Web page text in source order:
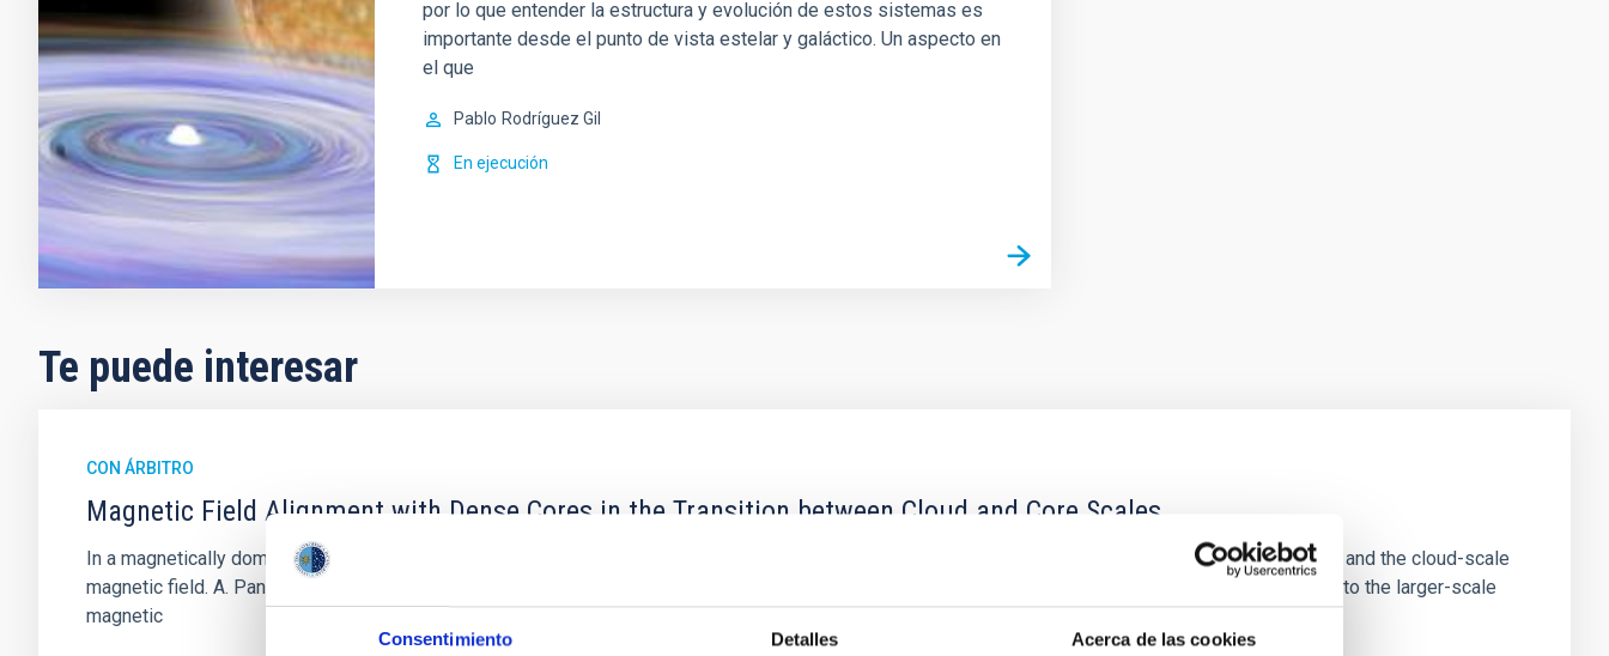
Consentimiento Detalles Acerca de las cookies
por lo que entender la estructura y evolución de estos sistemas es
importante desde el punto de vista estelar y galáctico. Un aspecto en
el que
Pablo Rodríguez Gil
En ejecución
Te puede interesar
CON ÁRBITRO
Magnetic Field Alignment with Dense Cores in the Transition between Cloud and Core Scales
In a magnetically dominated model of star formation, we expect to see alignments between the magnetic field orientation of star-forming dense cores and the cloud-scale
magnetic field. A. Pandhi et al. showed instead, however, that the orientation of cores and their angular momentum vectors appear random with respect to the larger-scale
magnetic